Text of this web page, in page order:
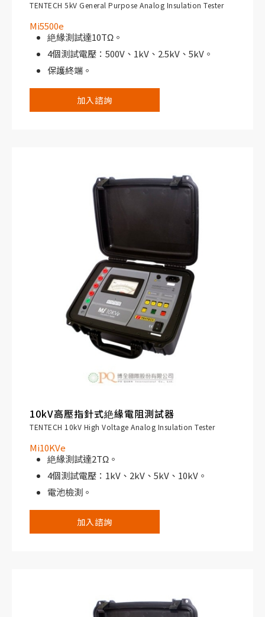
TENTECH 5kV General Purpose Analog Insulation Tester
Mi5500e
絶緣測試達10TΩ。
4個測試電壓：500V、1kV、2.5kV、5kV。
保護終端。
可充電電池。
多重刻度，提供更高的精度。
加入諮詢
10kV高壓指針式絶緣電阻測試器
TENTECH 10kV High Voltage Analog Insulation Tester
Mi10KVe
絶緣測試達2TΩ。
4個測試電壓：1kV、2kV、5kV、10kV。
電池檢測。
IP65防護等級。
保護終端。加入諮詢